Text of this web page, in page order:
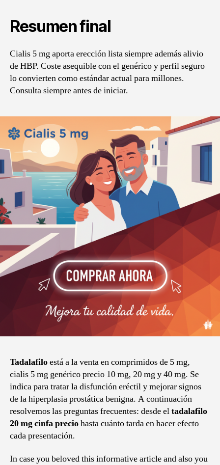
Resumen final
Cialis 5 mg aporta erección lista siempre además alivio
de HBP. Coste asequible con el genérico y perfil seguro
lo convierten como estándar actual para millones.
Consulta siempre antes de iniciar.
Tadalafiloestá a la venta en comprimidos de 5 mg,
cialis 5 mg genérico precio 10 mg, 20 mg y 40 mg. Se
indica para tratar la disfunción eréctil y mejorar signos
de la hiperplasia prostática benigna. A continuación
resolvemos las preguntas frecuentes: desde eltadalafilo
20 mg cinfa preciohasta cuánto tarda en hacer efecto
cada presentación.
In case you beloved this informative article and also you